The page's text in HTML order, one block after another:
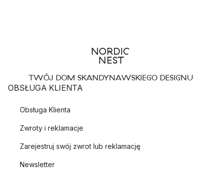
TWÓJ DOM SKANDYNAWSKIEGO DESIGNU
OBSŁUGA KLIENTA
Obsługa Klienta
Zwroty i reklamacje
Zarejestruj swój zwrot lub reklamację
Newsletter